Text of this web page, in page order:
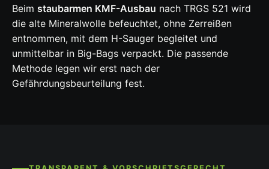
Beim staubarmen KMF-Ausbau nach TRGS 521 wird
die alte Mineralwolle befeuchtet, ohne Zerreißen
entnommen, mit dem H-Sauger begleitet und
unmittelbar in Big-Bags verpackt. Die passende
Methode legen wir erst nach der
Gefährdungsbeurteilung fest.